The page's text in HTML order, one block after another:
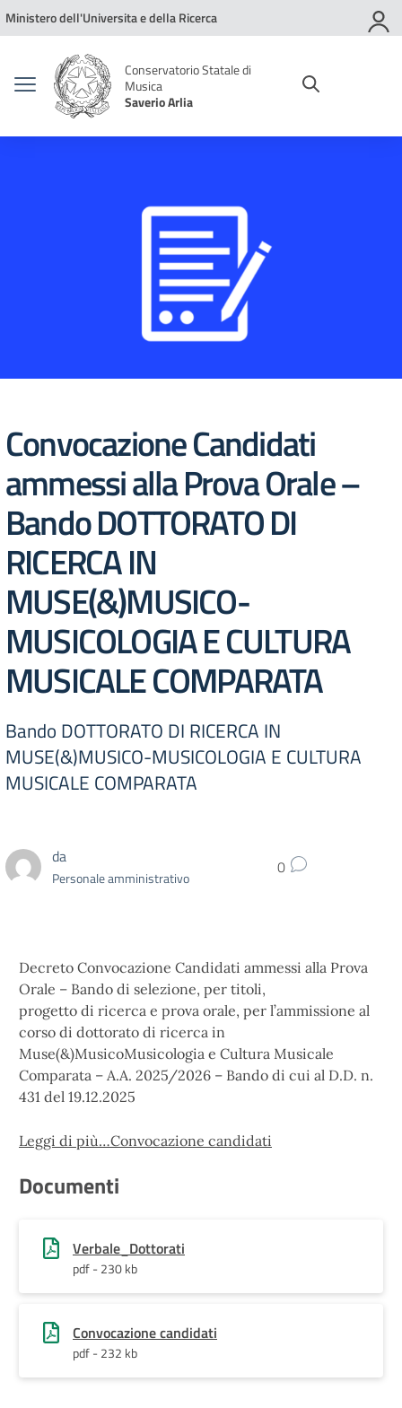
Vai ai contenuti
Vai al menu di navigazione
Vai al footer
Ministero dell'Universita e della Ricerca
Conservatorio Statale di
Musica
Saverio Arlia
Convocazione Candidati
ammessi alla Prova Orale –
Bando DOTTORATO DI
RICERCA IN
MUSE(&)MUSICO-
MUSICOLOGIA E CULTURA
MUSICALE COMPARATA
Bando DOTTORATO DI RICERCA IN
MUSE(&)MUSICO-MUSICOLOGIA E CULTURA
MUSICALE COMPARATA
da
Personale amministrativo 0
Decreto Convocazione Candidati ammessi alla Prova
Orale – Bando di selezione, per titoli,
progetto di ricerca e prova orale, per l’ammissione al
corso di dottorato di ricerca in
Muse(&)MusicoMusicologia e Cultura Musicale
Comparata – A.A. 2025/2026 – Bando di cui al D.D. n.
431 del 19.12.2025
Leggi di più…Convocazione candidati
Documenti
Verbale_Dottorati
pdf - 230 kb
Convocazione candidati
pdf - 232 kb